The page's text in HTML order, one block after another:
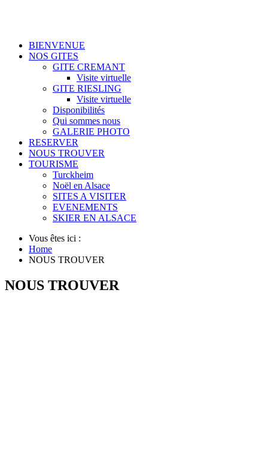
BIENVENUE
NOS GITES
GITE CREMANT
Visite virtuelle
GITE RIESLING
Visite virtuelle
Disponibilités
Qui sommes nous
GALERIE PHOTO
RESERVER
NOUS TROUVER
TOURISME
Turckheim
Noël en Alsace
SITES A VISITER
EVENEMENTS
SKIER EN ALSACE
Vous êtes ici :
Home
NOUS TROUVER
NOUS TROUVER